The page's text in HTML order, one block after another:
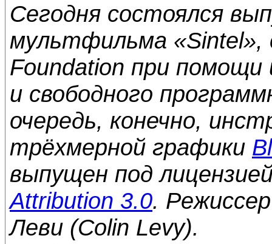
Сегодня состоялся
мультфильма «Sintel»,
Foundation при
и свободного
очередь, конечно,
трёхмерной графики
выпущен под
Attribution 3.0.
Леви (Colin Levy).